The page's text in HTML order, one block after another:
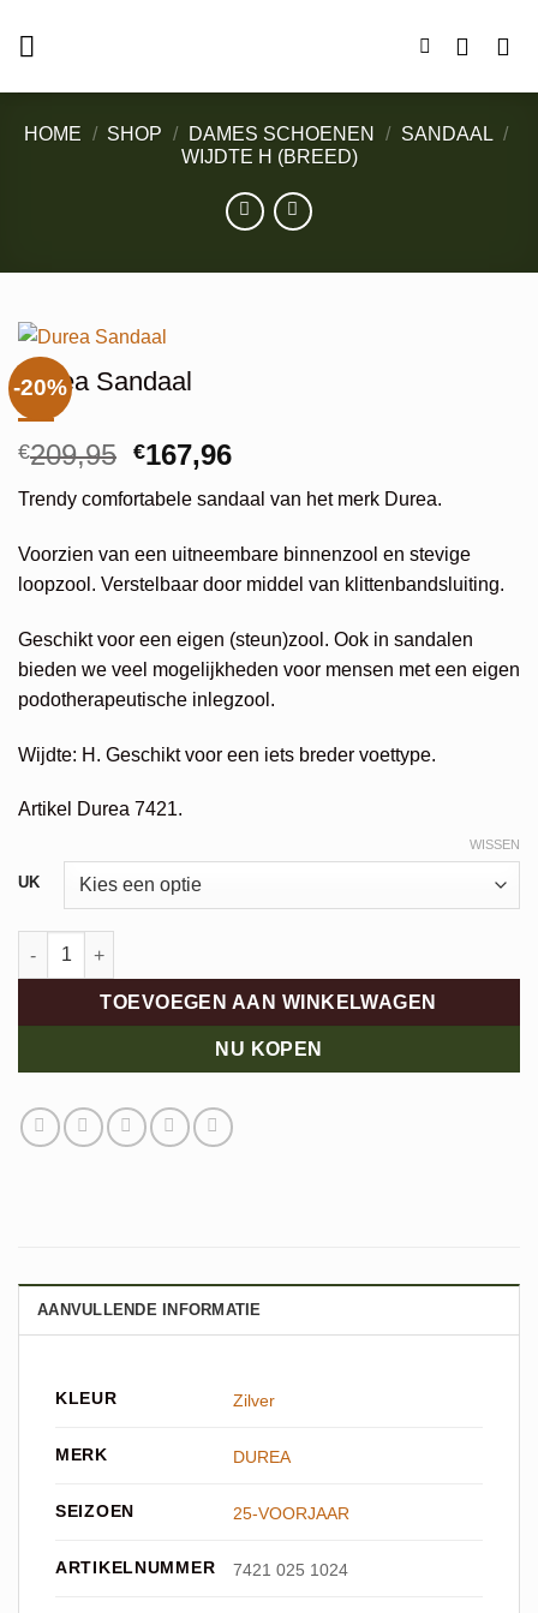
naar
HOME / SHOP / DAMES SCHOENEN / SANDAAL /
WIJDTE H (BREED)
-20%
Durea Sandaal
€209,95 Oorspronkelijke
was:
€209,95.
€167,96Huidige
is:
€167,96.
Trendy comfortabele sandaal van het merk Durea.
Voorzien van een uitneembare binnenzool en stevige
loopzool. Verstelbaar door middel van klittenbandsluiting.
Geschikt voor een eigen (steun)zool. Ook in sandalen
bieden we veel mogelijkheden voor mensen met een eigen
podotherapeutische inlegzool.
Wijdte: H. Geschikt voor een iets breder voettype.
Artikel Durea 7421.
UK
WISSEN
Durea Sandaal aantal
TOEVOEGEN AAN WINKELWAGEN
NU KOPEN
Alternative:
AANVULLENDE INFORMATIE
KLEUR Zilver
MERK DUREA
SEIZOEN 25-VOORJAAR
ARTIKELNUMMER 7421 025 1024